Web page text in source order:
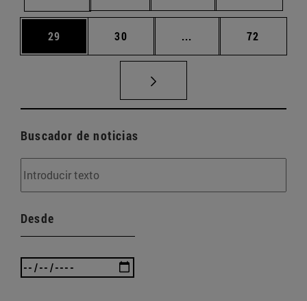
Página
29 Página
30 ... Páginas intermedias
Página
72
Buscador de noticias
Desde